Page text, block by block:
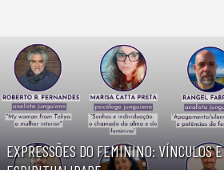
EXPRESSÕES DO FEMININO: VÍNCULOS E